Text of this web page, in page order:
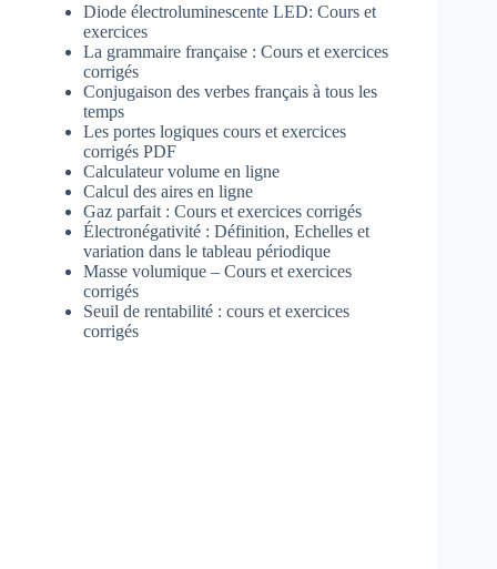
Diode électroluminescente LED: Cours et
exercices
La grammaire française : Cours et exercices
corrigés
Conjugaison des verbes français à tous les
temps
Les portes logiques cours et exercices
corrigés PDF
Calculateur volume en ligne
Calcul des aires en ligne
Gaz parfait : Cours et exercices corrigés
Électronégativité : Définition, Echelles et
variation dans le tableau périodique
Masse volumique – Cours et exercices
corrigés
Seuil de rentabilité : cours et exercices
corrigés